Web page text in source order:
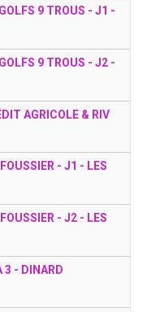
9 TROUS - J1 -
9 TROUS - J2 -
AGRICOLE & RIV
- J1 - LES
- J2 - LES
3 - DINARD